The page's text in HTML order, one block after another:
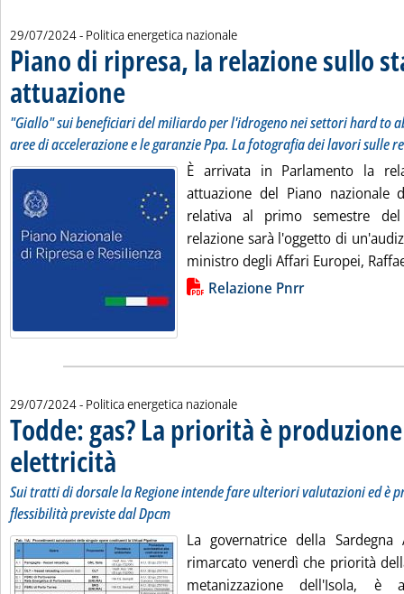
29/07/2024- Politica energetica nazionale
Piano di ripresa, la relazione sullo
attuazione. Sottotitolo: "Giallo" sui beneficiari del miliardo per l'idrogeno
. Pubblicata lunedì 29 luglio 2024 alle 18.1.
"Giallo" sui beneficiari del miliardo per l'idrogeno nei settori hard to
aree di accelerazione e le garanzie Ppa. La fotografia dei lavori sulle
È arrivata in Parlamento la
attuazione del Piano nazionale
relativa al primo semestre
relazione sarà l'oggetto di
ministro degli Affari Europei,
Lista allegati PDF alla notizia
Relazione Pnrr
29/07/2024- Politica energetica nazionale
Todde: gas? La priorità è
elettricità . Sottotitolo: Sui tratti di dorsale la Regione intende fare
. Pubblicata lunedì 29 luglio 2024 alle 11.13.
Sui tratti di dorsale la Regione intende fare ulteriori valutazioni ed è
flessibilità previste dal Dpcm
La governatrice della Sardegna
rimarcato venerdì che priorità
metanizzazione dell'Isola, è